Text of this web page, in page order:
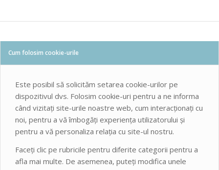
Cum folosim cookie-urile
Este posibil să solicităm setarea cookie-urilor pe
dispozitivul dvs. Folosim cookie-uri pentru a ne informa
când vizitați site-urile noastre web, cum interacționați cu
noi, pentru a vă îmbogăți experiența utilizatorului și
pentru a vă personaliza relația cu site-ul nostru.
Faceți clic pe rubricile pentru diferite categorii pentru a
afla mai multe. De asemenea, puteți modifica unele